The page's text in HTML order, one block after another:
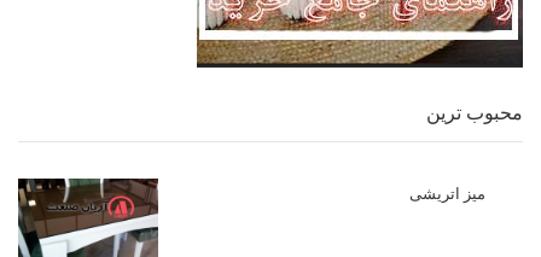
محبوب ترین
میز اتریشی